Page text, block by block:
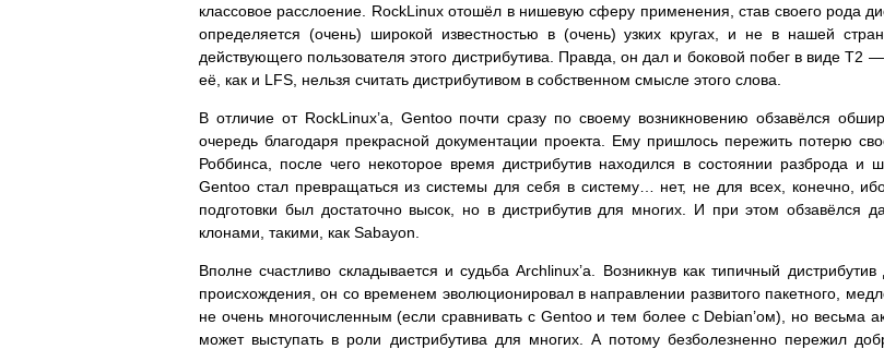
классовое расслоение. RockLinux отошёл в нишевую сферу применения, став своего рода
определяется (очень) широкой известностью в (очень) узких кругах, и не в нашей
действующего пользователя этого дистрибутива. Правда, он дал и боковой побег в виде
её, как и LFS, нельзя считать дистрибутивом в собственном смысле этого слова.
В отличие от RockLinux’а, Gentoo почти сразу по своему возникновению обзавёлся
очередь благодаря прекрасной документации проекта. Ему пришлось пережить потерю
Роббинса, после чего некоторое время дистрибутив находился в состоянии разброда
Gentoo стал превращаться из системы для себя в систему… нет, не для всех, конечно,
подготовки был достаточно высок, но в дистрибутив для многих. И при этом обзавёлся
клонами, такими, как Sabayon.
Вполне счастливо складывается и судьба Archlinux’а. Возникнув как типичный
происхождения, он со временем эволюционировал в направлении развитого пакетного,
не очень многочисленным (если сравнивать с Gentoo и тем более с Debian’ом), но весьма
может выступать в роли дистрибутива для многих. А потому безболезненно пережил